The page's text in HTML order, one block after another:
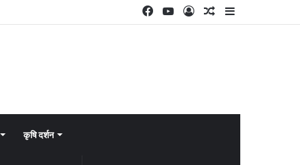
Sidebar
Random
Log
YouTube
Facebook
कृषि दर्शन